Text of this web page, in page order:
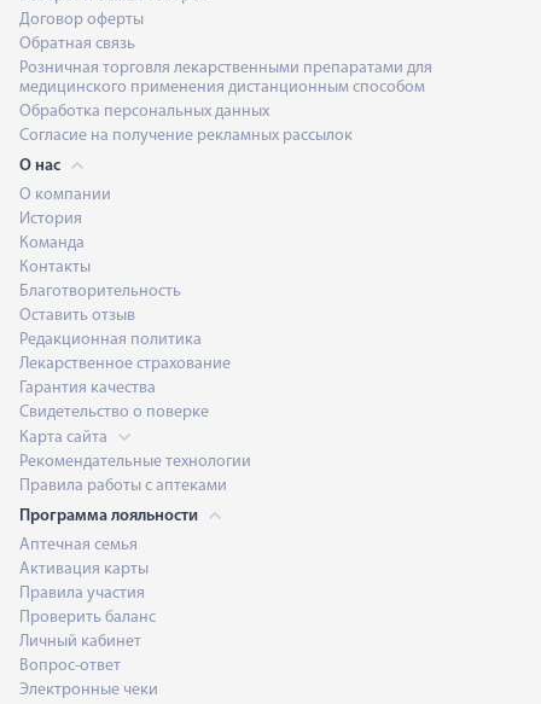
Договор оферты
Обратная связь
Розничная торговля лекарственными препаратами для
медицинского применения дистанционным способом
Обработка персональных данных
Согласие на получение рекламных рассылок
О нас
О компании
История
Команда
Контакты
Благотворительность
Оставить отзыв
Редакционная политика
Лекарственное страхование
Гарантия качества
Свидетельство о поверке
Карта сайта
Рекомендательные технологии
Правила работы с аптеками
Программа лояльности
Аптечная семья
Активация карты
Правила участия
Проверить баланс
Личный кабинет
Вопрос-ответ
Электронные чеки